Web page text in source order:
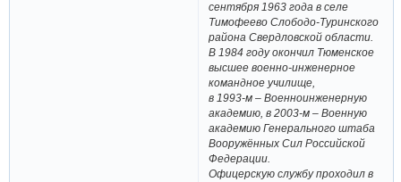
сентября 1963 года в селе
Тимофеево Слободо-Туринского
района Свердловской области.
В 1984 году окончил Тюменское
высшее военно-инженерное
командное училище,
в 1993-м – Военно­инженерную
академию, в 2003-м – Военную
академию Генерального штаба
Вооружённых Сил Российской
Федерации.
Офицерскую службу проходил в